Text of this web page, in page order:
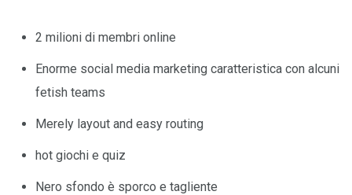
2 milioni di membri online
Enorme social media marketing caratteristica con alcuni
fetish teams
Merely layout and easy routing
hot giochi e quiz
Nero sfondo è sporco e tagliente